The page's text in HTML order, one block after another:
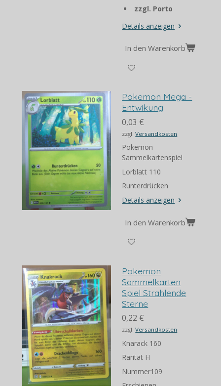
zzgl. Porto
Details anzeigen
In den Warenkorb
Pokemon Mega -
Entwikung
0,03 €
zzgl.Versandkosten
Pokemon
Sammelkartenspiel
Lorblatt 110
Runterdrücken
Details anzeigen
In den Warenkorb
Pokemon
Sammelkarten
Spiel Strahlende
Sterne
0,22 €
zzgl.Versandkosten
Knarack 160
Rarität H
Nummer109